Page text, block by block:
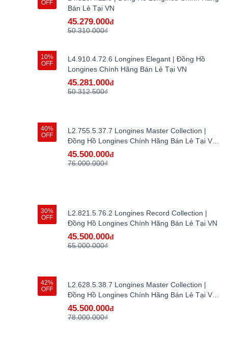
OFF
Bán Lẻ Tại VN
45.279.000đ
50.310.000₫
10%
OFF
L4.910.4.72.6 Longines Elegant | Đồng Hồ
Longines Chính Hãng Bán Lẻ Tại VN
45.281.000đ
50.312.500₫
40%
OFF
L2.755.5.37.7 Longines Master Collection |
Đồng Hồ Longines Chính Hãng Bán Lẻ Tại VN -
hàng lướt
45.500.000đ
76.000.000₫
30%
OFF
L2.821.5.76.2 Longines Record Collection |
Đồng Hồ Longines Chính Hãng Bán Lẻ Tại VN
45.500.000đ
65.000.000₫
42%
OFF
L2.628.5.38.7 Longines Master Collection |
Đồng Hồ Longines Chính Hãng Bán Lẻ Tại VN -
hàng lướt
45.500.000đ
78.000.000₫